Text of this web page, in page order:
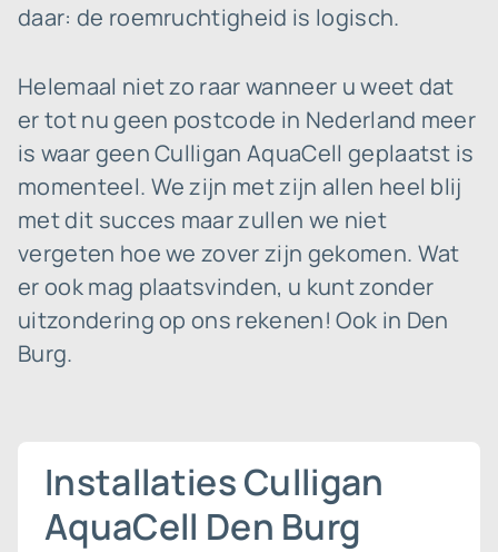
daar: de roemruchtigheid is logisch.
Helemaal niet zo raar wanneer u weet dat
er tot nu geen postcode in Nederland meer
is waar geen Culligan AquaCell geplaatst is
momenteel. We zijn met zijn allen heel blij
met dit succes maar zullen we niet
vergeten hoe we zover zijn gekomen. Wat
er ook mag plaatsvinden, u kunt zonder
uitzondering op ons rekenen! Ook in Den
Burg.
Installaties Culligan
AquaCell Den Burg